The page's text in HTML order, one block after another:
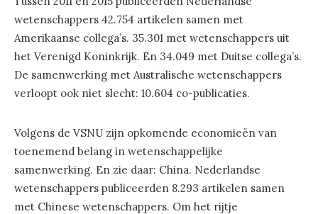
wetenschappers 42.754 artikelen samen met
Amerikaanse collega’s. 35.301 met wetenschappers uit
het Verenigd Koninkrijk. En 34.049 met Duitse collega’s.
De samenwerking met Australische wetenschappers
verloopt ook niet slecht: 10.604 co-publicaties.
Volgens de VSNU zijn opkomende economieën van
toenemend belang in wetenschappelijke
samenwerking. En zie daar: China. Nederlandse
wetenschappers publiceerden 8.293 artikelen samen
met Chinese wetenschappers. Om het rijtje